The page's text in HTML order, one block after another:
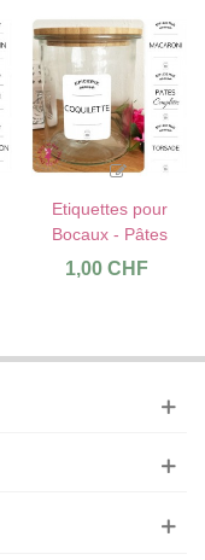
Etiquettes pour
Bocaux - Pâtes
1,00 CHF